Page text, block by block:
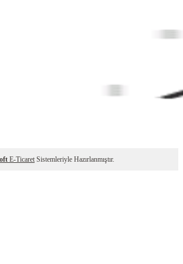
E-Ticaret Sistemleriyle Hazırlanmıştır.